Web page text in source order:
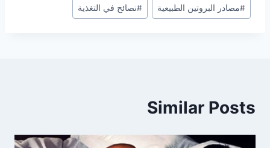
#مصادر البروتين الطبيعية #نصائح في التغذية
Similar Posts